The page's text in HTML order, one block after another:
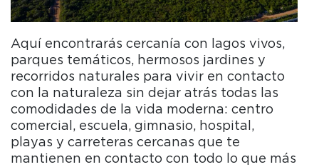
Aquí encontrarás cercanía con lagos vivos,
parques temáticos, hermosos jardines y
recorridos naturales para vivir en contacto
con la naturaleza sin dejar atrás todas las
comodidades de la vida moderna: centro
comercial, escuela, gimnasio, hospital,
playas y carreteras cercanas que te
mantienen en contacto con todo lo que más